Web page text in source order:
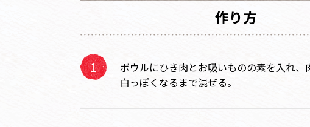
作り方
ボウルにひき肉とお吸いものの素を入れ、
白っぽくなるまで混ぜる。